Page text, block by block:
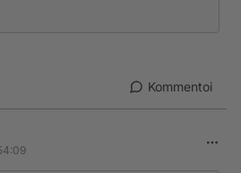
Kommentoi